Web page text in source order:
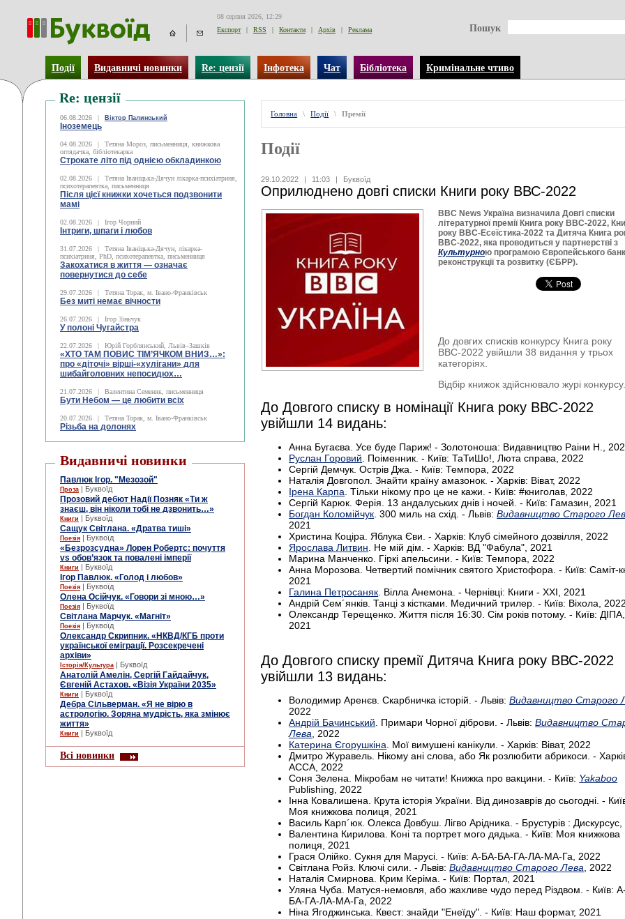
08 серпня 2026, 12:29
Експорт
| RSS | Контакти | Архів | Реклама Пошук
Події Видавничі новинки Re: цензії Інфотека Чат Бібліотека Кримінальне чтиво
Re: цензії
06.08.2026 | Віктор Палинський
Іноземець
04.08.2026 |
Тетяна Мороз, письменниця, книжкова
оглядачка, бібліотекарка
Строкате літо під однією обкладинкою
02.08.2026 |
Тетяна Іваніцька-Дячун лікарка-психіатриня,
психотерапевтка, письменниця
Після цієї книжки хочеться подзвонити
мамі
02.08.2026 | Ігор Чорний
Інтриги, шпаги і любов
31.07.2026 |
Тетяна Іваніцька-Дячун, лікарка-
психіатриня, PhD, психотерапевтка, письменниця
Закохатися в життя — означає
повернутися до себе
29.07.2026 | Тетяна Торак, м. Івано-Франківськ
Без миті немає вічности
26.07.2026 | Ігор Зіньчук
У полоні Чугайстра
22.07.2026 | Юрій Горблянський, Львів–Зашків
«ХТО ТАМ ПОВИС ТІМ’ЯЧКОМ ВНИЗ…»:
про «діточі» вірші-«хулігани» для
шибайголовних непосидюх…
21.07.2026 | Валентина Семеняк, письменниця
Бути Небом ― це любити всіх
20.07.2026 | Тетяна Торак, м. Івано-Франківськ
Різьба на долонях
Видавничі новинки
Павлюк Ігор. "Мезозой"
Проза | Буквоїд
Прозовий дебют Надії Позняк «Ти ж
знаєш, він ніколи тобі не дзвонить…»
Книги | Буквоїд
Сащук Світлана. «Дратва тиші»
Поезія | Буквоїд
«Безрозсудна» Лорен Робертс: почуття
vs обов’язок та повалені імперії
Книги | Буквоїд
Ігор Павлюк. «Голод і любов»
Поезія | Буквоїд
Олена Осійчук. «Говори зі мною…»
Поезія | Буквоїд
Світлана Марчук. «Магніт»
Поезія | Буквоїд
Олександр Скрипник. «НКВД/КГБ проти
української еміграції. Розсекречені
архіви»
Історія/Культура | Буквоїд
Анатолій Амелін, Сергій Гайдайчук,
Євгеній Астахов. «Візія України 2035»
Книги | Буквоїд
Дебра Сільверман. «Я не вірю в
астрологію. Зоряна мудрість, яка змінює
життя»
Книги | Буквоїд
Всі новинки
Головна \ Події \ Премії
Події
29.10.2022 | 11:03 | Буквоїд
Оприлюднено довгі списки Книги року ВВС-2022
ВВС News Україна визначила Довгі списки
літературної премії Книга року ВВС-2022,
року ВВС-Есеїстика-2022 та Дитяча Книга
ВВС-2022, яка проводиться у партнерстві з
Культурною програмою Європейського
реконструкції та розвитку (ЄБРР).
До довгих списків конкурсу Книга року
ВВС-2022 увійшли 38 видання у трьох
категоріях.
Відбір книжок здійснювало журі конкурсу.
До Довгого списку в номінації Книга року ВВС-2022
увійшли 14 видань:
Анна Бугаєва. Усе буде Париж! - Золотоноша: Видавництво Раіни Н.,
Руслан Горовий. Поіменник. - Київ: ТаТиШо!, Люта справа, 2022
Сергій Демчук. Острів Джа. - Київ: Темпора, 2022
Наталія Довгопол. Знайти країну амазонок. - Харків: Віват, 2022
Ірена Карпа. Тільки нікому про це не кажи. - Київ: #книголав, 2022
Сергій Карюк. Ферія. 13 андалуських днів і ночей. - Київ: Гамазин, 2021
Богдан Коломійчук. 300 миль на схід. - Львів:Видавництво Старого
2021
Христина Коціра. Яблука Єви. - Харків: Клуб сімейного дозвілля, 2022
Ярослава Литвин. Не мій дім. - Харків: ВД "Фабула", 2021
Марина Манченко. Гіркі апельсини. - Київ: Темпора, 2022
Анна Морозова. Четвертий помічник святого Христофора. - Київ: Саміт-
2021
Галина Петросаняк. Вілла Анемона. - Чернівці: Книги - XXI, 2021
Андрій Сем´янків. Танці з кістками. Медичний трилер. - Київ: Віхола, 2022
Олександр Терещенко. Життя після 16:30. Сім років потому. - Київ: ДІПА,
2021
До Довгого списку премії Дитяча Книга року ВВС-2022
увійшли 13 видань:
Володимир Аренєв. Скарбничка історій. - Львів:Видавництво Старого
2022
Андрій Бачинський . Примари Чорної діброви. - Львів:Видавництво
Лева , 2022
Катерина Єгорушкіна . Мої вимушені канікули. - Харків: Віват, 2022
Дмитро Журавель. Нікому ані слова, або Як розлюбити абрикоси. -
АССА, 2022
Соня Зелена. Мікробам не читати! Книжка про вакцини. - Київ: Yakaboo
Publishing, 2022
Інна Ковалишена. Крута історія України. Від динозаврів до сьогодні. -
Моя книжкова полиця, 2021
Василь Карп´юк. Олекса Довбуш. Лігво Арідника. - Брустурів : Дискурсус,
Валентина Кирилова. Коні та портрет мого дядька. - Київ: Моя книжкова
полиця, 2021
Грася Олійко. Сукня для Марусі. - Київ: А-БА-БА-ГА-ЛА-МА-Га, 2022
Світлана Ройз. Ключі сили. - Львів:Видавництво Старого Лева , 2022
Наталія Смирнова. Крим Керіма. - Київ: Портал, 2021
Уляна Чуба. Матуся-немовля, або жахливе чудо перед Різдвом. - Київ:
БА-ГА-ЛА-МА-Га, 2022
Ніна Ягоджинська. Квест: знайди "Енеїду". - Київ: Наш формат, 2021